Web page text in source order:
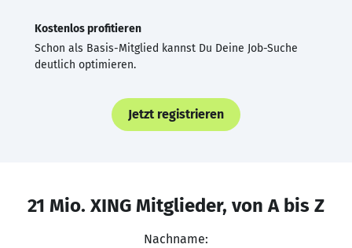
Kostenlos profitieren
Schon als Basis-Mitglied kannst Du Deine Job-Suche
deutlich optimieren.
Jetzt registrieren
21 Mio. XING Mitglieder, von A bis Z
Nachname: